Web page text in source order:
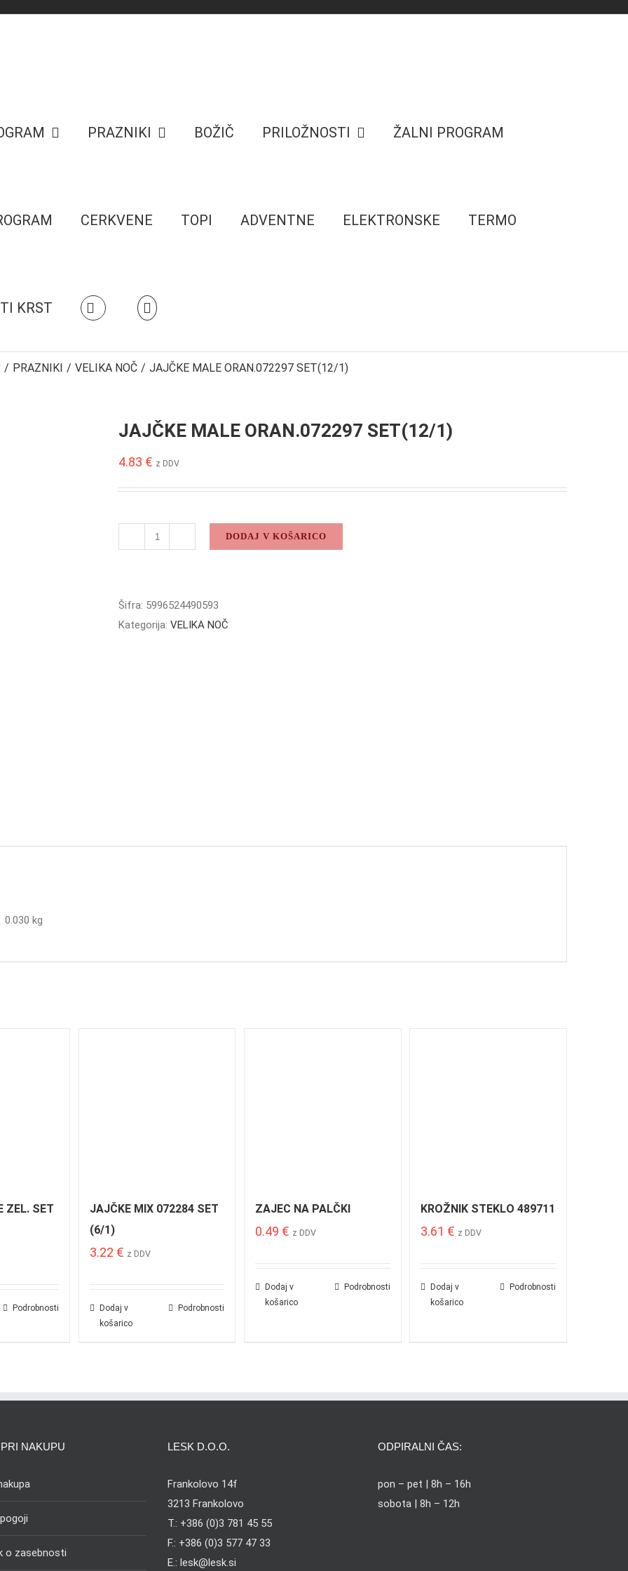
PRAZNIKI BOŽIČ PRILOŽNOSTI ŽALNI PROGRAM
CERKVENE TOPI ADVENTNE ELEKTRONSKE TERMO
KRST
/ PRAZNIKI / VELIKA NOČ / JAJČKE MALE ORAN.072297 SET(12/1)
JAJČKE MALE ORAN.072297 SET(12/1)
4.83 € z DDV
SET(12/1)
količina
DODAJ V KOŠARICO
Šifra: 5996524490593
Kategorija: VELIKA NOČ
0.030 kg
ZEL. SET
Podrobnosti
JAJČKE MIX 072284 SET
(6/1)
3.22 € z DDV
Dodaj v
košarico
Podrobnosti
ZAJEC NA PALČKI
0.49 € z DDV
Dodaj v
košarico
Podrobnosti
KROŽNIK STEKLO 489711
3.61 € z DDV
Dodaj v
košarico
Podrobnosti
NAKUPU
o zasebnosti
LESK D.O.O.
Frankolovo 14f
3213 Frankolovo
T.: +386 (0)3 781 45 55
F.: +386 (0)3 577 47 33
E.: lesk@lesk.si
ODPIRALNI ČAS:
pon – pet | 8h – 16h
sobota | 8h – 12h